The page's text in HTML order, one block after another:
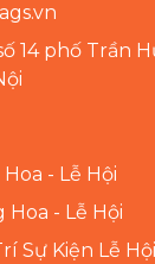
14 phố Trần
- Lễ Hội
- Lễ Hội
Sự Kiện Lễ Hội